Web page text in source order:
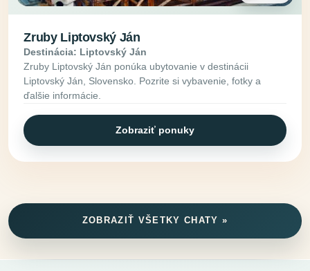
Zruby Liptovský Ján
Destinácia: Liptovský Ján
Zruby Liptovský Ján ponúka ubytovanie v destinácii
Liptovský Ján, Slovensko. Pozrite si vybavenie, fotky a
ďalšie informácie.
Zobraziť ponuky
ZOBRAZIŤ VŠETKY CHATY »